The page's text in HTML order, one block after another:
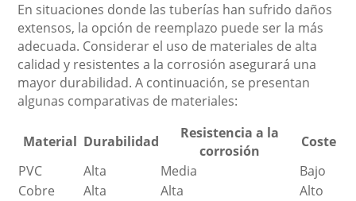
En situaciones donde las tuberías han sufrido daños
extensos, la opción de reemplazo puede ser la más
adecuada. Considerar el uso de materiales de alta
calidad y resistentes a la corrosión asegurará una
mayor durabilidad. A continuación, se presentan
algunas comparativas de materiales:
Material Durabilidad
Resistencia a la
corrosión
Coste
PVC
Alta Media
Bajo
Cobre
Alta Alta
Alto